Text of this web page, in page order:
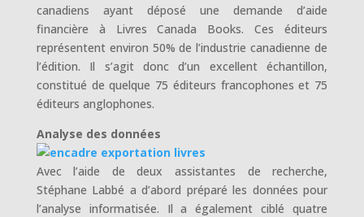
canadiens ayant déposé une demande d’aide
financière à Livres Canada Books. Ces éditeurs
représentent environ 50% de l’industrie canadienne de
l’édition. Il s’agit donc d’un excellent échantillon,
constitué de quelque 75 éditeurs francophones et 75
éditeurs anglophones.
Analyse des données
Avec l’aide de deux assistantes de recherche,
Stéphane Labbé a d’abord préparé les données pour
l’analyse informatisée. Il a également ciblé quatre